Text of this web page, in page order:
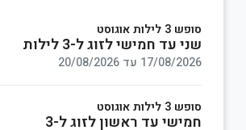
סופש 3 לילות אוגוסט
שני עד חמישי לזוג ל-3 לילות
17/08/2026 עד 20/08/2026
סופש 3 לילות אוגוסט
חמישי עד ראשון לזוג ל-3